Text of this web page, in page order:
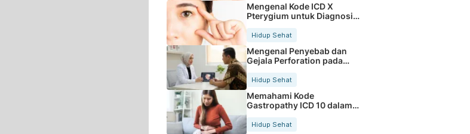
Mengenal Kode ICD X
Pterygium untuk Diagnosis
Hidup Sehat
Mengenal Penyebab dan
Gejala Perforation pada
Tubuh
Hidup Sehat
Memahami Kode
Gastropathy ICD 10 dalam
Rekam Medis Pasien
Hidup Sehat